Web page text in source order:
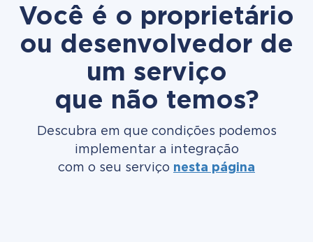
Você é o proprietário
ou desenvolvedor de
um serviço
que não temos?
Descubra em que condições podemos
implementar a integração
com o seu serviço nesta página